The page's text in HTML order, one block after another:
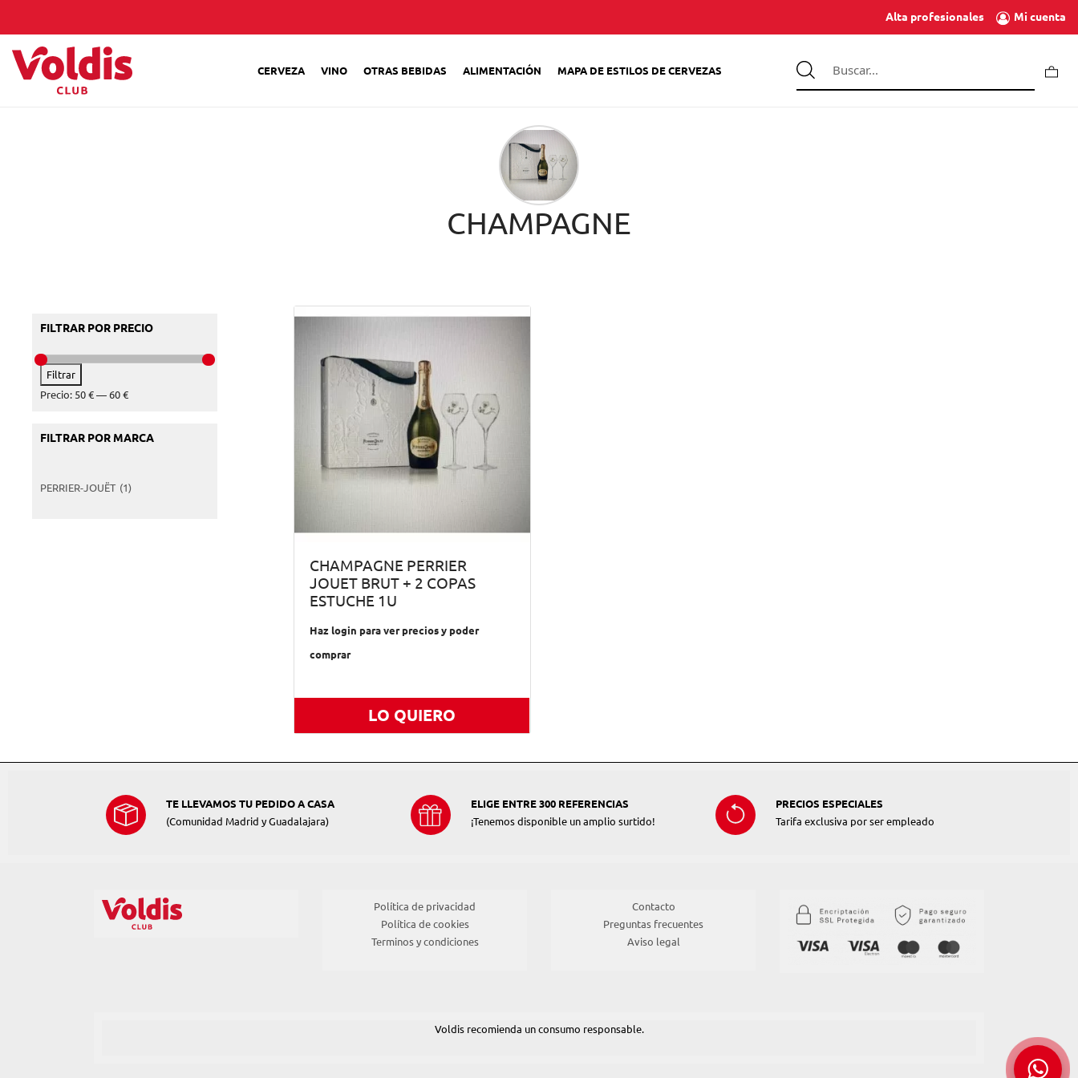
Alta profesionales Mi cuenta
CERVEZA VINO OTRAS BEBIDAS ALIMENTACIÓN MAPA DE ESTILOS DE CERVEZAS
CHAMPAGNE
CHAMPAGNE PERRIER
JOUET BRUT + 2 COPAS
ESTUCHE 1U
Haz login para ver precios y poder
comprar
LO QUIERO
FILTRAR POR PRECIO
Precio
mínimo
Precio
máximo
Filtrar
Precio: 50 € — 60 €
FILTRAR POR MARCA
PERRIER-JOUËT (1)
TE LLEVAMOS TU PEDIDO A CASA
(Comunidad Madrid y Guadalajara)
ELIGE ENTRE 300 REFERENCIAS
¡Tenemos disponible un amplio surtido!
PRECIOS ESPECIALES
Tarifa exclusiva por ser empleado
Política de privacidad
Política de cookies
Terminos y condiciones
Contacto
Preguntas frecuentes
Aviso legal
Voldis recomienda un consumo responsable.